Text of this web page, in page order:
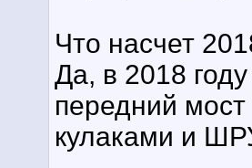
Что насчет
Да, в 2018
передний
кулаками и